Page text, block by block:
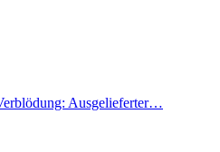
Ausgelieferter…